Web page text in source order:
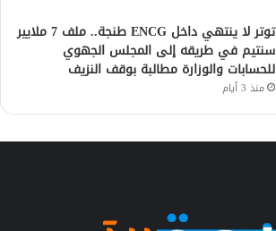
توتر لا ينتهي داخل ENCG طنجة.. ملف 7 ملايير
سنتيم في طريقه إلى المجلس الجهوي
للحسابات والوزارة مطالبة بوقف النزيف
منذ 3 أيام